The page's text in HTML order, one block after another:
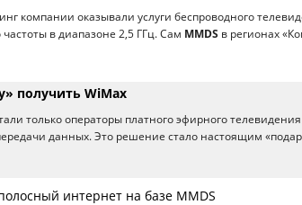
компании оказывали услуги беспроводного
частоты в диапазоне 2,5 ГГц. Сам MMDS в регионах
получить WiMax
только операторы платного эфирного телевидения
данных. Это решение стало настоящим
интернет на базе MMDS